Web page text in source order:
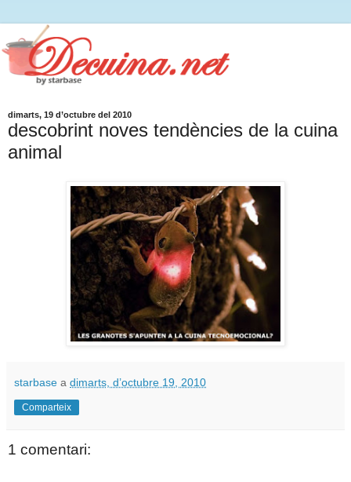
dimarts, 19 d’octubre del 2010
descobrint noves tendències de la cuina
animal
starbase a dimarts, d’octubre 19, 2010
Comparteix
1 comentari: